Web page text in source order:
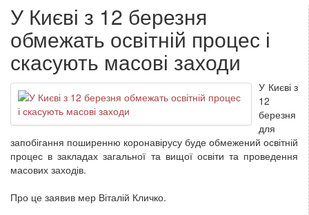
У Києві з 12 березня
обмежать освітній процес і
скасують масові заходи
У Києві з
12
березня
для
запобігання поширенню коронавірусу буде обмежений освітній
процес в закладах загальної та вищої освіти та проведення
масових заходів.
Про це заявив мер Віталій Кличко.